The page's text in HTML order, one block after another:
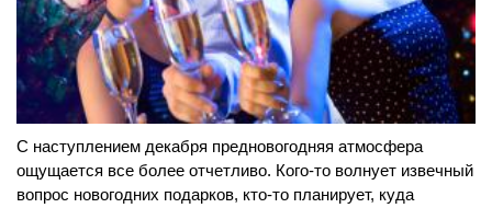
С наступлением декабря предновогодняя атмосфера
ощущается все более отчетливо. Кого-то волнует извечный
вопрос новогодних подарков, кто-то планирует, куда